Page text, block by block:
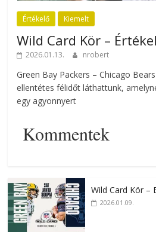
Értékelő Kiemelt
Wild Card Kör –
2026.01.13. nrobert
Green Bay Packers – Chicago
ellentétes félidőt láthattunk,
egy agyonnyert
Kommentek
Wild Card Kör –
2026.01.09.